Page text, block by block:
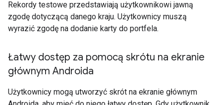
Rekordy testowe przedstawiają użytkownikowi jawną
zgodę dotyczącą danego kraju. Użytkownicy muszą
wyrazić zgodę na dodanie karty do portfela.
Łatwy dostęp za pomocą skrótu na ekranie
głównym Androida
Użytkownicy mogą utworzyć skrót na ekranie głównym